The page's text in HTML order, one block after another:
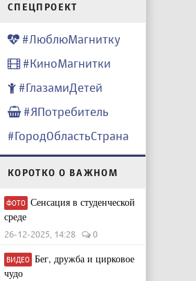
CПЕЦПРОЕКТ
#ЛюблюМагнитку
#КиноМагнитки
#ГлазамиДетей
#ЯПотребитель
#ГородОбластьСтрана
КОРОТКО О ВАЖНОМ
ФОТО Сенсация в студенческой
среде
26-12-2025, 14:28 0
ВИДЕО Бег, дружба и цирковое
чудо